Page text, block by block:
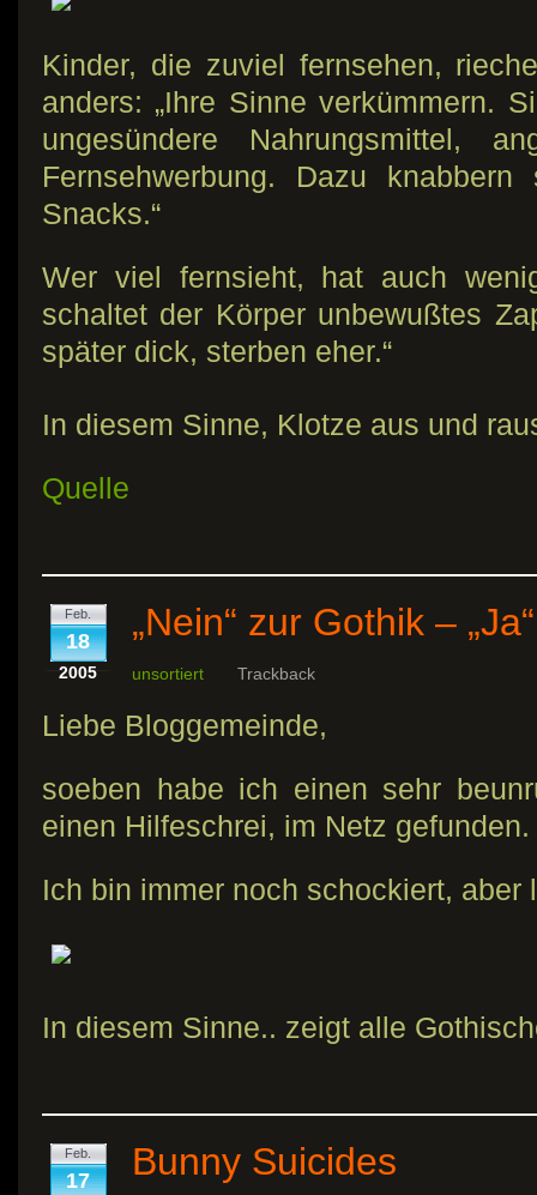
Kinder, die zuviel fernsehen,
anders: „Ihre Sinne verkümmern.
ungesündere Nahrungsmittel,
Fernsehwerbung. Dazu
Snacks.“
Wer viel fernsieht, hat auch
schaltet der Körper unbewußtes
später dick, sterben eher.“
In diesem Sinne, Klotze aus und
Quelle
Feb.
18
2005
„Nein“ zur Gothik –
unsortiert Trackback
Liebe Bloggemeinde,
soeben habe ich einen sehr
einen Hilfeschrei, im Netz gefunden.
Ich bin immer noch schockiert,
In diesem Sinne.. zeigt alle
Feb.
17 Bunny Suicides